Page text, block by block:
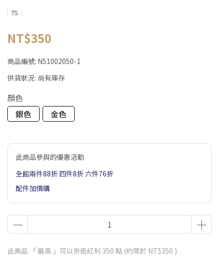
TS
NT$350
商品編號: N51002050-1
供貨狀況: 尚有庫存
顏色
銀色
金色
此商品參與的優惠活動
全館兩件88折 四件8折 六件76折
配件加價購
此商品 「 最高 」可以折抵紅利 350 點 (約等於 NT$350 )